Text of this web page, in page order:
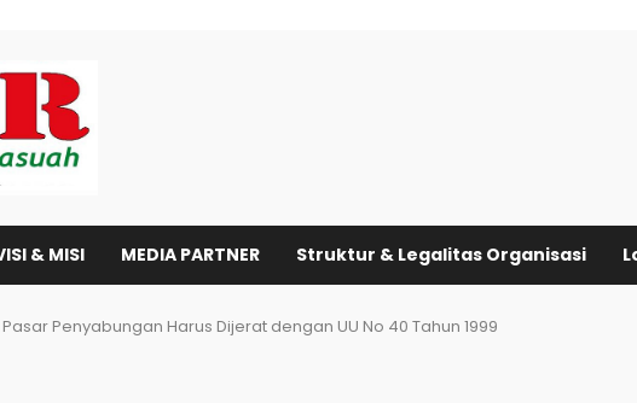
& MISI MEDIA PARTNER Struktur & Legalitas Organisasi
Penyabungan Harus Dijerat dengan UU No 40 Tahun 1999